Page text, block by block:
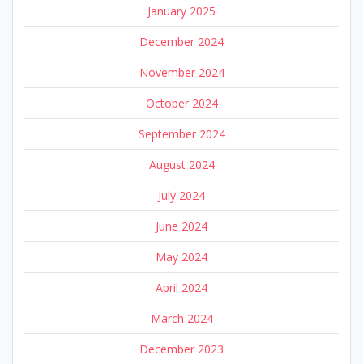
January 2025
December 2024
November 2024
October 2024
September 2024
August 2024
July 2024
June 2024
May 2024
April 2024
March 2024
December 2023